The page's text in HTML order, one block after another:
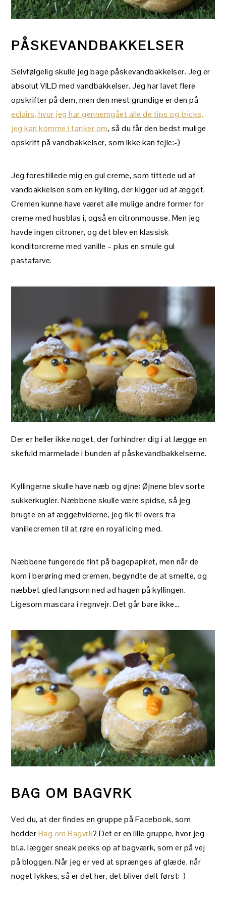
PÅSKEVANDBAKKELSER
Selvfølgelig skulle jeg bage påskevandbakkelser. Jeg er
absolut VILD med vandbakkelser. Jeg har lavet flere
opskrifter på dem, men den mest grundige er den på
eclairs, hvor jeg har gennemgået alle de tips og tricks,
jeg kan komme i tanker om, så du får den bedst mulige
opskrift på vandbakkelser, som ikke kan fejle:-)
Jeg forestillede mig en gul creme, som tittede ud af
vandbakkelsen som en kylling, der kigger ud af ægget.
Cremen kunne have været alle mulige andre former for
creme med husblas i, også en citronmousse. Men jeg
havde ingen citroner, og det blev en klassisk
konditorcreme med vanille – plus en smule gul
pastafarve.
Der er heller ikke noget, der forhindrer dig i at lægge en
skefuld marmelade i bunden af påskevandbakkelserne.
Kyllingerne skulle have næb og øjne: Øjnene blev sorte
sukkerkugler. Næbbene skulle være spidse, så jeg
brugte en af æggehviderne, jeg fik til overs fra
vanillecremen til at røre en royal icing med.
Næbbene fungerede fint på bagepapiret, men når de
kom i berøring med cremen, begyndte de at smelte, og
næbbet gled langsom ned ad hagen på kyllingen.
Ligesom mascara i regnvejr. Det går bare ikke…
BAG OM BAGVRK
Ved du, at der findes en gruppe på Facebook, som
hedderBag om Bagvrk? Det er en lille gruppe, hvor jeg
bl.a. lægger sneak peeks op af bagværk, som er på vej
på bloggen. Når jeg er ved at sprænges af glæde, når
noget lykkes, så er det her, det bliver delt først:-)